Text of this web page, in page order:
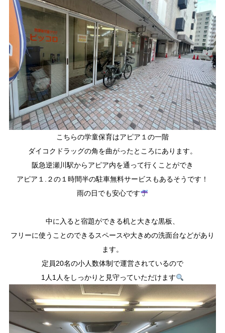
こちらの学童保育はアピア１の一階
ダイコクドラッグの角を曲がったところにあります。
阪急逆瀬川駅からアピア内を通って行くことができ
アピア１.２の１時間半の駐車無料サービスもあるそうです！
雨の日でも安心です
中に入ると宿題ができる机と大きな黒板、
フリーに使うことのできるスペースや大きめの洗面台などがあり
ます。
定員20名の小人数体制で運営されているので
1人1人をしっかりと見守っていただけます